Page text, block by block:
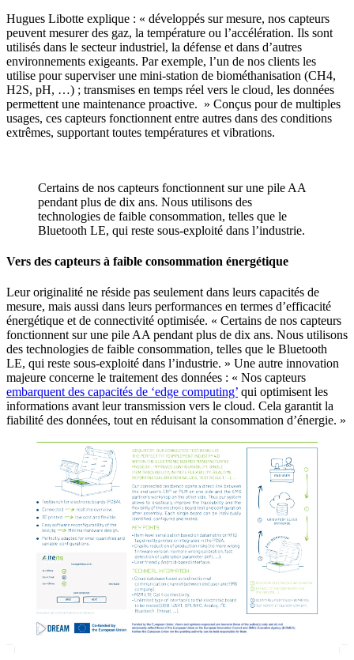
Hugues Libotte explique : « développés sur mesure, nos capteurs
peuvent mesurer des gaz, la température ou l’accélération. Ils sont
utilisés dans le secteur industriel, la défense et dans d’autres
environnements exigeants. Par exemple, l’un de nos clients les
utilise pour superviser une mini-station de biométhanisation (CH4,
H2S, pH, …) ; transmises en temps réel vers le cloud, les données
permettent une maintenance proactive. » Conçus pour de multiples
usages, ces capteurs fonctionnent entre autres dans des conditions
extrêmes, supportant toutes températures et vibrations.
Certains de nos capteurs fonctionnent sur une pile AA
pendant plus de dix ans. Nous utilisons des
technologies de faible consommation, telles que le
Bluetooth LE, qui reste sous-exploité dans l’industrie.
Vers des capteurs à faible consommation énergétique
Leur originalité ne réside pas seulement dans leurs capacités de
mesure, mais aussi dans leurs performances en termes d’efficacité
énergétique et de connectivité optimisée. « Certains de nos capteurs
fonctionnent sur une pile AA pendant plus de dix ans. Nous utilisons
des technologies de faible consommation, telles que le Bluetooth
LE, qui reste sous-exploité dans l’industrie. » Une autre innovation
majeure concerne le traitement des données : « Nos capteurs
embarquent des capacités de ‘edge computing’ qui optimisent les
informations avant leur transmission vers le cloud. Cela garantit la
fiabilité des données, tout en réduisant la consommation d’énergie. »